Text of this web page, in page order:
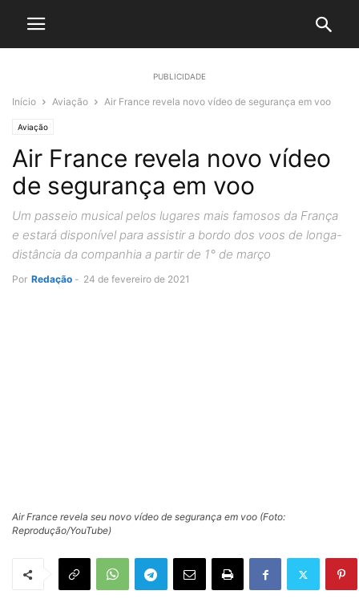
PUBLICIDADE
Início Aviação Air France revela novo vídeo de segurança em voo
Aviação
Air France revela novo vídeo
de segurança em voo
Um passeio musical pelos lugares mais famosos da França
e estará disponível para assistir a bordo dos voos de longa-
distância da companhia a partir de 1° de março
Por Redação - 24 de fevereiro de 2021
Air France revela seu novo vídeo de segurança em voo (Foto:
Reprodução/YouTube)